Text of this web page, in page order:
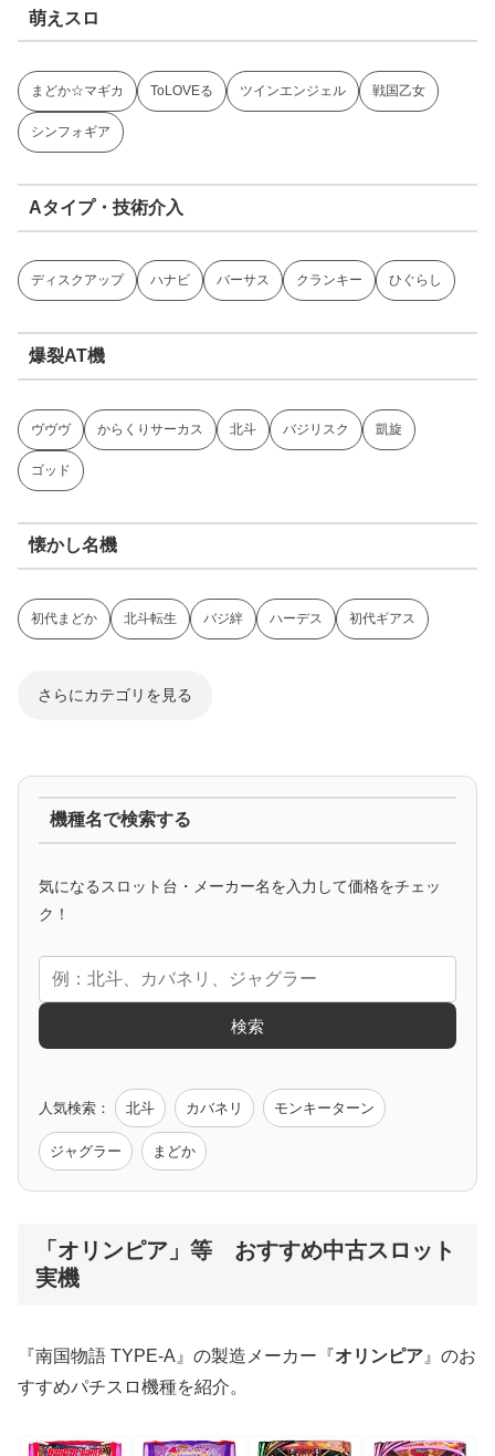
萌えスロ
まどか☆マギカ ToLOVEる ツインエンジェル 戦国乙女
シンフォギア
Aタイプ・技術介入
ディスクアップ ハナビ バーサス クランキー ひぐらし
爆裂AT機
ヴヴヴ からくりサーカス 北斗 バジリスク 凱旋
ゴッド
懐かし名機
初代まどか 北斗転生 バジ絆 ハーデス 初代ギアス
さらにカテゴリを見る
アニメタイアップ
エヴァ コードギアス 化物語 炎炎ノ消防隊
モンハン バイオ ペルソナ
値下げ台
機種名で検索する
気になるスロット台・メーカー名を入力して価格をチェッ
ク！
検索
人気検索： 北斗 カバネリ モンキーターン
ジャグラー まどか
「オリンピア」等 おすすめ中古スロット
実機
『南国物語 TYPE-A』の製造メーカー『オリンピア 』のお
すすめパチスロ機種を紹介。